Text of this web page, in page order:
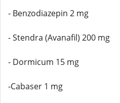
- Benzodiazepin 2 mg
- Stendra (Avanafil) 200 mg
- Dormicum 15 mg
-Cabaser 1 mg